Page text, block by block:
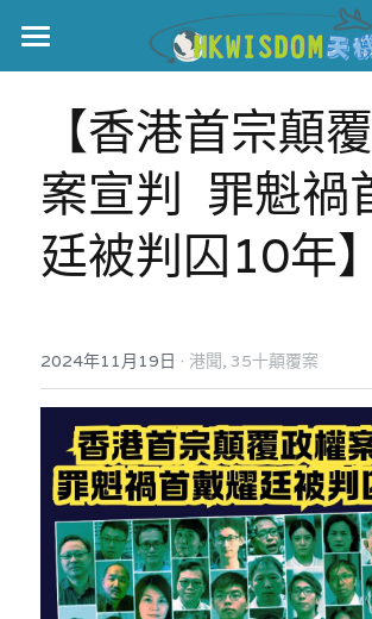
主頁
世界盃
伊美戰爭
黎智英案
美西媒體謊言實錄
宏福‧革新
宏福苑聽證會
宏福火災正視聽
記錄．宏福苑火災
港聞
中國
國際
娛樂
反華推手你要知
【香港首宗顛
案宣判  罪魁禍
廷被判囚10年】
2024年11月19日 · 港聞, 35十顛覆案